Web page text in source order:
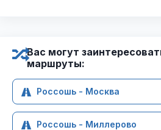
Вас могут
маршруты:
Россошь - Москва
Россошь - Миллерово